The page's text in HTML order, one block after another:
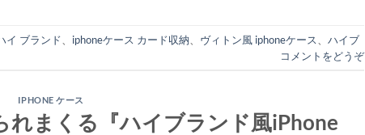
イ ブランド iphoneケース カード収納 ヴィトン風 iphoneケース
ハイブ
コメントをどうぞ
IPHONE ケース
れまくる『ハイブランド風iPhone